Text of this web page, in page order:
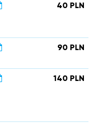
40 PLN
90 PLN
140 PLN